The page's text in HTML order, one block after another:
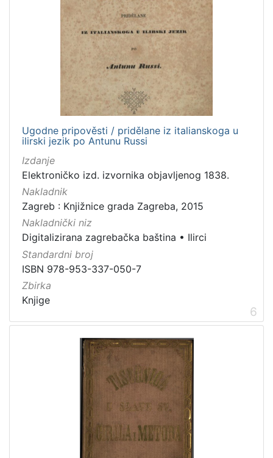
Ugodne pripověsti / pridělane iz italianskoga u
ilirski jezik po Antunu Russi
Izdanje
Elektroničko izd. izvornika objavljenog 1838.
Nakladnik
Zagreb : Knjižnice grada Zagreba, 2015
Nakladnički niz
Digitalizirana zagrebačka baština • Ilirci
Standardni broj
ISBN 978-953-337-050-7
Zbirka
Knjige
6